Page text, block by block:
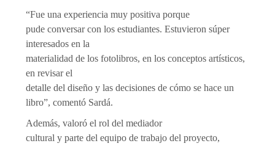
“Fue una experiencia muy positiva porque
pude conversar con los estudiantes. Estuvieron súper
interesados en la
materialidad de los fotolibros, en los conceptos artísticos,
en revisar el
detalle del diseño y las decisiones de cómo se hace un
libro”, comentó Sardá.
Además, valoró el rol del mediador
cultural y parte del equipo de trabajo del proyecto,